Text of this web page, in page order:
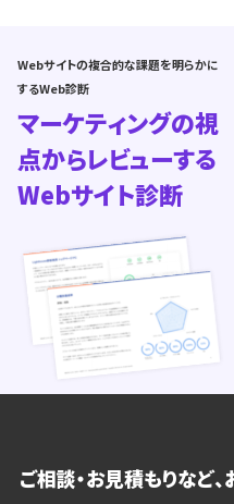
Webサイトの複合的な課題を明らかに
するWeb診断
マーケティングの視
点からレビューする
Webサイト診断
ご相談・お見積もりなど